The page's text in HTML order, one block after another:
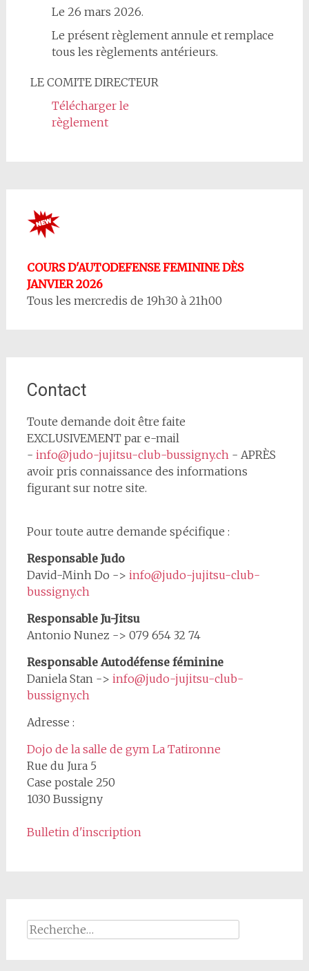
Le 26 mars 2026.
Le présent règlement annule et remplace
tous les règlements antérieurs.
LE COMITE DIRECTEUR
Télécharger le
règlement
COURS D'AUTODEFENSE FEMININE DÈS
JANVIER 2026
Tous les mercredis de 19h30 à 21h00
Contact
Toute demande doit être faite
EXCLUSIVEMENT par e-mail
- info@judo-jujitsu-club-bussigny.ch - APRÈS
avoir pris connaissance des informations
figurant sur notre site.
Pour toute autre demande spécifique :
Responsable Judo
David-Minh Do -> info@judo-jujitsu-club-
bussigny.ch
Responsable Ju-Jitsu
Antonio Nunez -> 079 654 32 74
Responsable Autodéfense féminine
Daniela Stan -> info@judo-jujitsu-club-
bussigny.ch
Adresse :
Dojo de la salle de gym La Tatironne
Rue du Jura 5
Case postale 250
1030 Bussigny
Bulletin d'inscription
Rechercher :